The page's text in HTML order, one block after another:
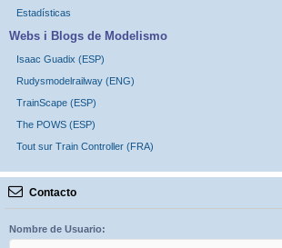
Estadísticas
Webs i Blogs de Modelismo
Isaac Guadix (ESP)
Rudysmodelrailway (ENG)
TrainScape (ESP)
The POWS (ESP)
Tout sur Train Controller (FRA)
Contacto
Nombre de Usuario: